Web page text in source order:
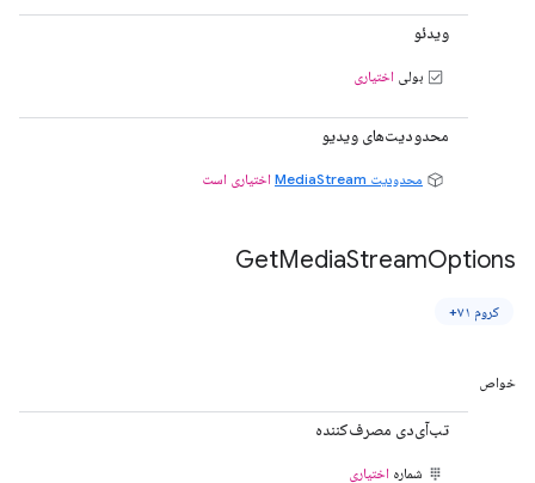
ویدئو
بولی اختیاری
محدودیت‌های ویدیو
محدودیت MediaStream اختیاری است
GetMediaStreamOptions
کروم ۷۱+
خواص
تب‌آی‌دی مصرف‌کننده
شماره اختیاری